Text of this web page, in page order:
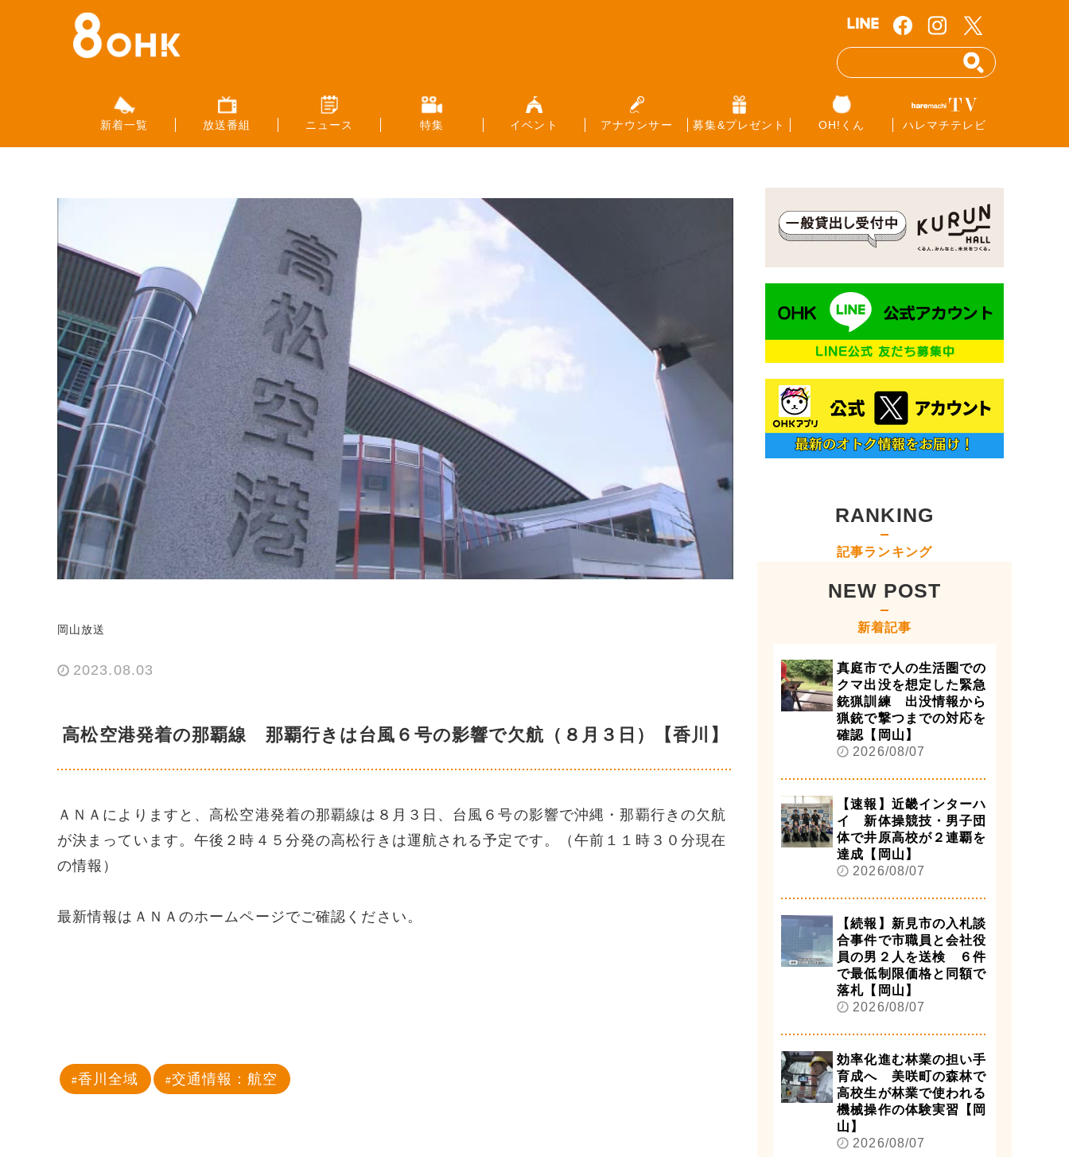
新着一覧 放送番組 ニュース 特集 イベント アナウンサー 募集&プレゼント OH!くん ハレマチテレビ
岡山放送
2023.08.03
高松空港発着の那覇線 那覇行きは台風６号の影響で欠航（８月３日）【香川】
ＡＮＡによりますと、高松空港発着の那覇線は８月３日、台風６号の影響で沖縄・那覇行きの欠航
が決まっています。午後２時４５分発の高松行きは運航される予定です。（午前１１時３０分現在
の情報）
最新情報はＡＮＡのホームページでご確認ください。
香川全域 交通情報：航空
RANKING
記事ランキング
NEW POST
新着記事
真庭市で人の生活圏での
クマ出没を想定した緊急
銃猟訓練 出没情報から
猟銃で撃つまでの対応を
確認【岡山】
2026/08/07
【速報】近畿インターハ
イ 新体操競技・男子団
体で井原高校が２連覇を
達成【岡山】
2026/08/07
【続報】新見市の入札談
合事件で市職員と会社役
員の男２人を送検 ６件
で最低制限価格と同額で
落札【岡山】
2026/08/07
効率化進む林業の担い手
育成へ 美咲町の森林で
高校生が林業で使われる
機械操作の体験実習【岡
山】
2026/08/07